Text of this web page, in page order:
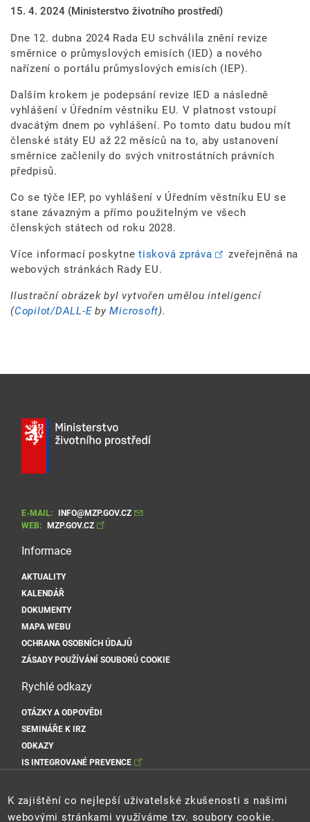
15. 4. 2024 (Ministerstvo životního prostředí)
Dne 12. dubna 2024 Rada EU schválila znění revize
směrnice o průmyslových emisích (IED) a nového
nařízení o portálu průmyslových emisích (IEP).
Dalším krokem je podepsání revize IED a následně
vyhlášení v Úředním věstníku EU. V platnost vstoupí
dvacátým dnem po vyhlášení. Po tomto datu budou mít
členské státy EU až 22 měsíců na to, aby ustanovení
směrnice začlenily do svých vnitrostátních právních
předpisů.
Co se týče IEP, po vyhlášení v Úředním věstníku EU se
stane závazným a přímo použitelným ve všech
členských státech od roku 2028.
Více informací poskytne tisková zpráva
zveřejněná na
webových stránkách Rady EU.
Ilustrační obrázek byl vytvořen umělou inteligencí
(Copilot/DALL-EbyMicrosoft).
E-MAIL:
INFO@MZP.GOV.CZ
WEB:
MZP.GOV.CZ
Informace
AKTUALITY
KALENDÁŘ
DOKUMENTY
MAPA WEBU
OCHRANA OSOBNÍCH ÚDAJŮ
ZÁSADY POUŽÍVÁNÍ SOUBORŮ COOKIE
Rychlé odkazy
OTÁZKY A ODPOVĚDI
SEMINÁŘE K IRZ
ODKAZY
IS INTEGROVANÉ PREVENCE
K zajištění co nejlepší uživatelské zkušenosti s našimi
webovými stránkami využíváme tzv. soubory cookie.